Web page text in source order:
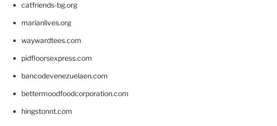
catfriends-bg.org
marianlives.org
waywardtees.com
pidfloorsexpress.com
bancodevenezuelaen.com
bettermoodfoodcorporation.com
hingstonnt.com